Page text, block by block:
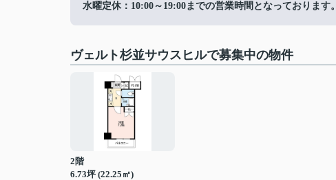
水曜定休：10:00～19:00までの営業時間となっております。
ヴェルト杉並サウスヒルで募集中の物件
2階
6.73坪 (22.25㎡)